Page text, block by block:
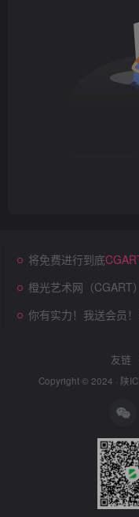
将免费进行到底
橙光艺术网（CGART
你有实力！我送会员
友链
Copyright © 2024 · 陕